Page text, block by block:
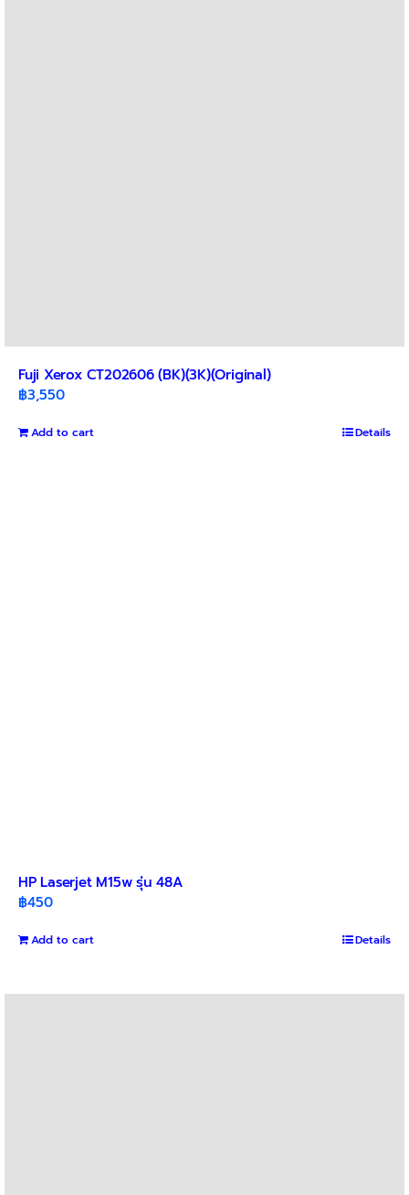
Fuji Xerox CT202606 (BK)(3K)(Original)
฿3,550
Add to cart Details
HP Laserjet M15w รุ่น 48A
฿450
Add to cart Details